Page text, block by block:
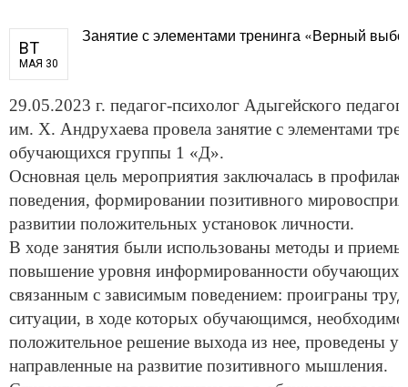
ВТ
МАЯ 30
Занятие с элементами тренинга «Верный
29.05.2023 г. педагог-психолог Адыгейского
им. Х. Андрухаева провела занятие с элементами
обучающихся группы 1 «Д».
Основная цель мероприятия заключалась в
поведения, формировании позитивного
развитии положительных установок личности.
В ходе занятия были использованы методы и
повышение уровня информированности
связанным с зависимым поведением: проиграны
ситуации, в ходе которых обучающимся,
положительное решение выхода из нее, проведены
направленные на развитие позитивного мышления.